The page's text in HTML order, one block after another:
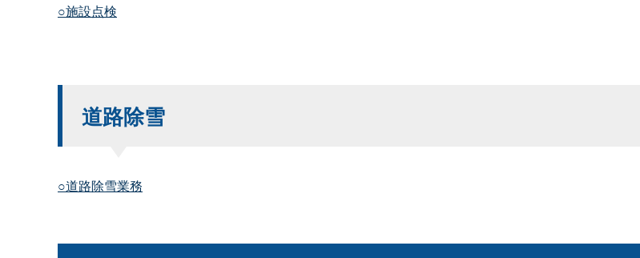
○施設点検
道路除雪
○道路除雪業務